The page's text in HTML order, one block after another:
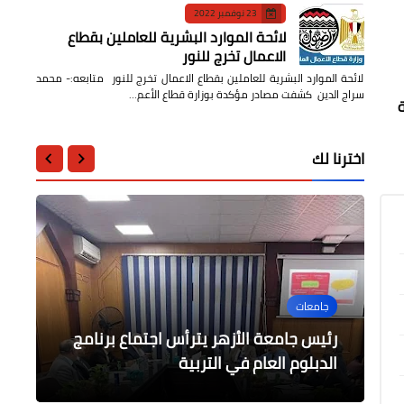
23 نوفمبر 2022
لائحة الموارد البشرية للعاملين بقطاع
الاعمال تخرج للنور
لائحة الموارد البشرية للعاملين بقطاع الاعمال تخرج للنور متابعه:- محمد
سراج الدين كشفت مصادر مؤكدة بوزارة قطاع الأعم…
اخترنا لك
جامعات
رئيس جامعة الأزهر يترأس اجتماع برنامج
الدبلوم العام في التربية
الرياضة
كلوب يعلق على صيام صلاح عن التهديف
ومقارنته بنجم السيتي هالاند
الرياضة
مهرجان إبداع الموسم (١١)
محافظات
مدير تعليم الرياض ورئيس قسم التعليم
الإبتدائي يشهدان طابور الصباح
محافظات
ضبط سيارة محملة ب 380 ألف وحدة
زريعة بلطي بكفر الشيخ